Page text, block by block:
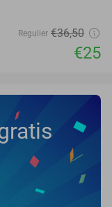
Regulier €36,50
€25